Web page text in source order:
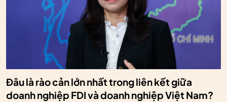
Đâu là rào cản lớn nhất trong liên kết giữa
doanh nghiệp FDI và doanh nghiệp Việt Nam?